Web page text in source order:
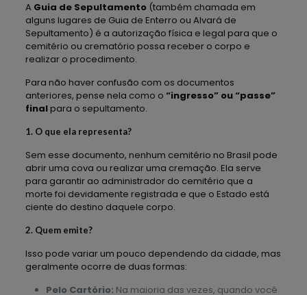
A Guia de Sepultamento(também chamada em
alguns lugares de Guia de Enterro ou Alvará de
Sepultamento) é a autorização física e legal para que o
cemitério ou crematório possa receber o corpo e
realizar o procedimento.
Para não haver confusão com os documentos
anteriores, pense nela como o “ingresso” ou “passe”
finalpara o sepultamento.
1. O que ela representa?
Sem esse documento, nenhum cemitério no Brasil pode
abrir uma cova ou realizar uma cremação. Ela serve
para garantir ao administrador do cemitério que a
morte foi devidamente registrada e que o Estado está
ciente do destino daquele corpo.
2. Quem emite?
Isso pode variar um pouco dependendo da cidade, mas
geralmente ocorre de duas formas:
Pelo Cartório: Na maioria das vezes, quando você